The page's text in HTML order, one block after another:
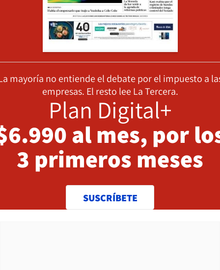
mayoría no entiende el debate por el impuesto a
empresas. El resto lee La Tercera.
Plan Digital+
al mes, por
3 primeros meses
SUSCRÍBETE